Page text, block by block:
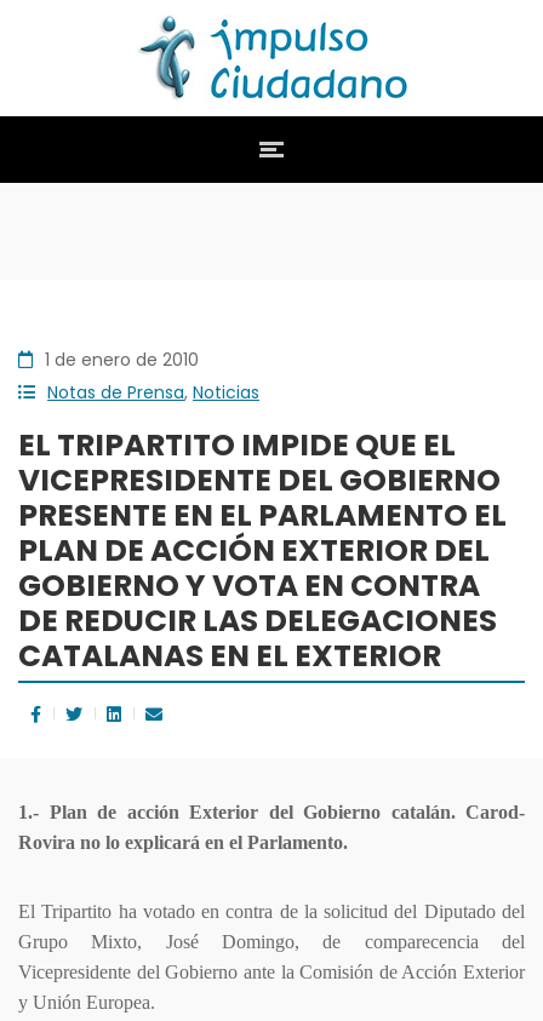
1 de enero de 2010
Notas de Prensa, Noticias
EL TRIPARTITO IMPIDE QUE EL
VICEPRESIDENTE DEL GOBIERNO
PRESENTE EN EL PARLAMENTO EL
PLAN DE ACCIÓN EXTERIOR DEL
GOBIERNO Y VOTA EN CONTRA
DE REDUCIR LAS DELEGACIONES
CATALANAS EN EL EXTERIOR
1.- Plan de acción Exterior del Gobierno catalán. Carod-
Rovira no lo explicará en el Parlamento.
El Tripartito ha votado en contra de la solicitud del Diputado del
Grupo Mixto, José Domingo, de comparecencia del
Vicepresidente del Gobierno ante la Comisión de Acción Exterior
y Unión Europea.